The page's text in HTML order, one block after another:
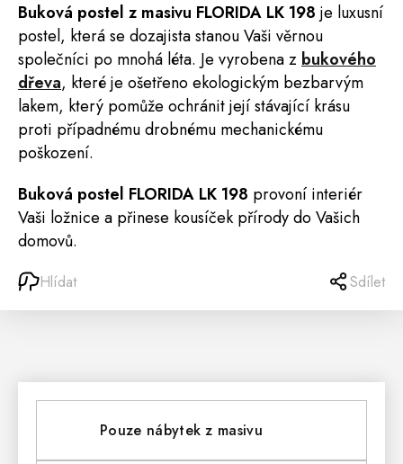
Buková postel z masivu FLORIDA LK 198 je luxusní
postel, která se dozajista stanou Vaši věrnou
společníci po mnohá léta. Je vyrobena z bukového
dřeva, které je ošetřeno ekologickým bezbarvým
lakem, který pomůže ochránit její stávající krásu
proti případnému drobnému mechanickému
poškození.
Buková postel FLORIDA LK 198 provoní interiér
Vaši ložnice a přinese kousíček přírody do Vašich
domovů.
Hlídat Sdílet
Pouze nábytek z masivu